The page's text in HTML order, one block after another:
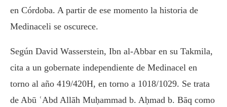
en Córdoba. A partir de ese momento la historia de
Medinaceli se oscurece.
Según David Wasserstein, Ibn al-Abbar en su Takmila,
cita a un gobernate independiente de Medinacel en
torno al año 419/420H, en torno a 1018/1029. Se trata
de Abū ʿAbd Allāh Muḥammad b. Aḥmad b. Bāq como